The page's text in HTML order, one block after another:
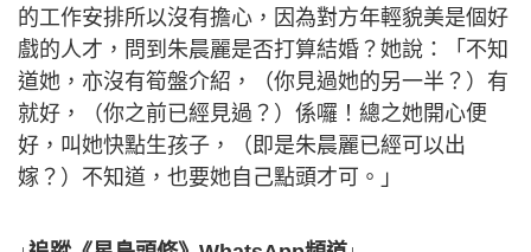
的工作安排所以沒有擔心，因為對方年輕貌美是個好
戲的人才，問到朱晨麗是否打算結婚？她說：「不知
道她，亦沒有筍盤介紹，（你見過她的另一半？）有
就好，（你之前已經見過？）係囉！總之她開心便
好，叫她快點生孩子，（即是朱晨麗已經可以出
嫁？）不知道，也要她自己點頭才可。」